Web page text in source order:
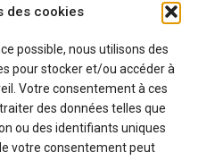
des cookies
possible, nous utilisons des
pour stocker et/ou accéder à
Votre consentement à ces
des données telles que
ou des identifiants uniques
votre consentement peut
financier du gouvernement de
par l’entremise du ministère du